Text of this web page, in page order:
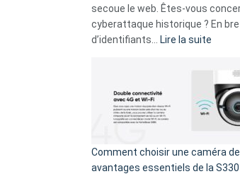
avec
9
amis
secoue le web. Êtes-vous
cyberattaque historique ? En
d’identifiants…
Lire la suite
record
La
fuite
16
Comment choisir une caméra
avantages essentiels de la